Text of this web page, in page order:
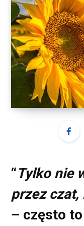
“Tylko nie
przez
– często